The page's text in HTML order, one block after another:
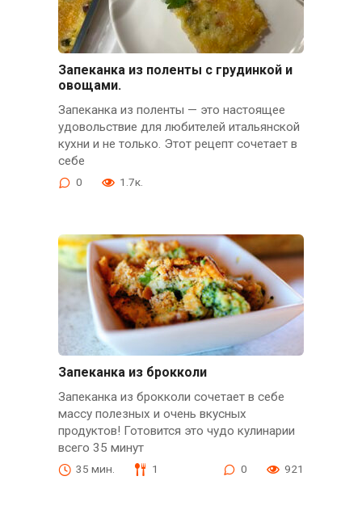
Запеканка из поленты с грудинкой и
овощами.
Запеканка из поленты — это настоящее
удовольствие для любителей итальянской
кухни и не только. Этот рецепт сочетает в
себе
0 1.7к.
Запеканка из брокколи
Запеканка из брокколи сочетает в себе
массу полезных и очень вкусных
продуктов! Готовится это чудо кулинарии
всего 35 минут
35 мин. 1 0 921